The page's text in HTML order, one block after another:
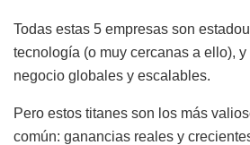
Todas estas 5 empresas son
tecnología (o muy cercanas a ello),
negocio globales y escalables.
Pero estos titanes son los más
común: ganancias reales y